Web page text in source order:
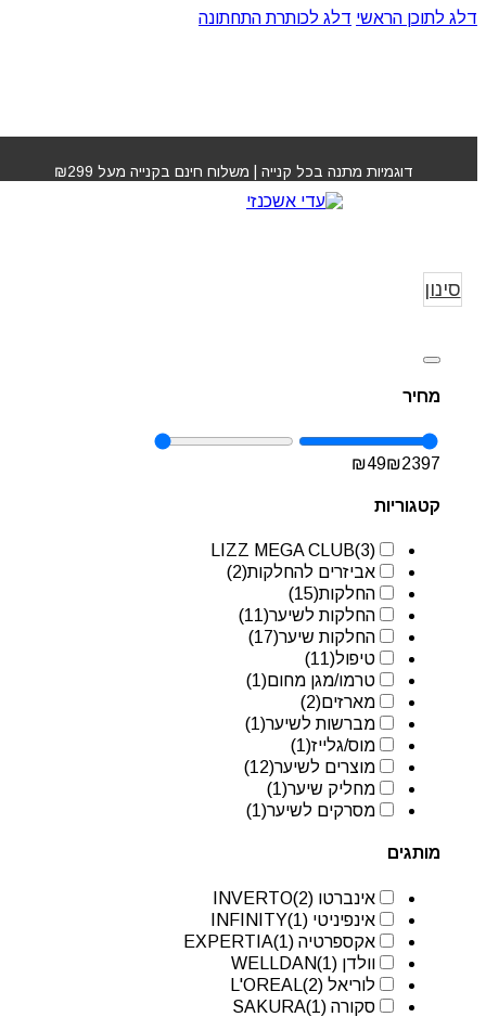
דלג לתוכן הראשי דלג לכותרת התחתונה
דוגמיות מתנה בכל קנייה | משלוח חינם בקנייה מעל ₪299
החלקות שיער
סינון
מחיר
₪49₪2397
קטגוריות
LIZZ MEGA CLUB(3)
אביזרים להחלקות(2)
החלקות(15)
החלקות לשיער(11)
החלקות שיער(17)
טיפול(11)
טרמו/מגן מחום(1)
מארזים(2)
מברשות לשיער(1)
מוס/גלייז(1)
מוצרים לשיער(12)
מחליק שיער(1)
מסרקים לשיער(1)
מותגים
אינברטו INVERTO(2)
אינפיניטי INFINITY(1)
אקספרטיה EXPERTIA(1)
וולדן WELLDAN(1)
לוריאל L'OREAL(2)
סקורה SAKURA(1)